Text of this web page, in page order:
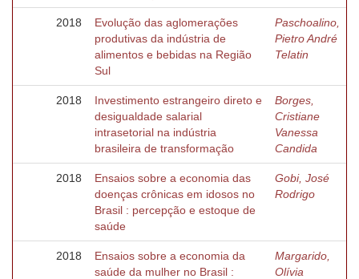
2018
Evolução das aglomerações
produtivas da indústria de
alimentos e bebidas na Região
Sul
Paschoalino,
Pietro André
Telatin
2018
Investimento estrangeiro direto e
desigualdade salarial
intrasetorial na indústria
brasileira de transformação
Borges,
Cristiane
Vanessa
Candida
2018
Ensaios sobre a economia das
doenças crônicas em idosos no
Brasil : percepção e estoque de
saúde
Gobi, José
Rodrigo
2018
Ensaios sobre a economia da
saúde da mulher no Brasil :
Margarido,
Olívia